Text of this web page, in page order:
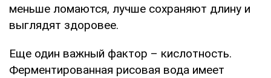
меньше ломаются, лучше сохраняют длину и
выглядят здоровее.
Еще один важный фактор – кислотность.
Ферментированная рисовая вода имеет